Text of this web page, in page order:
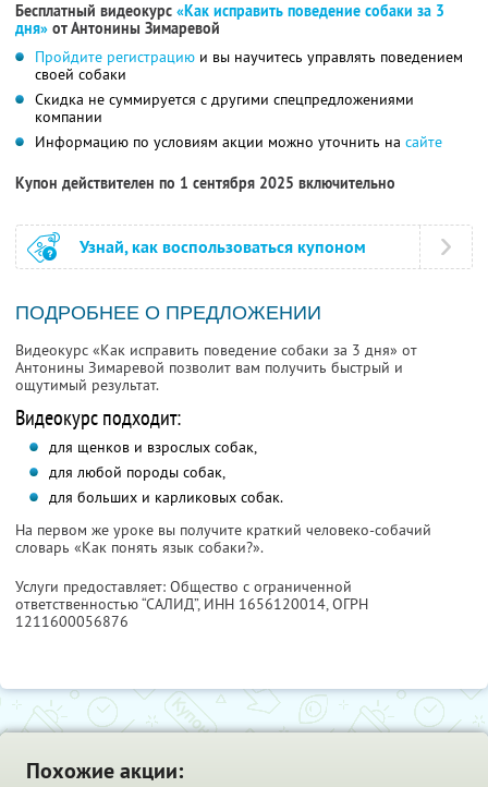
Бесплатный видеокурс «Как исправить поведение собаки за 3
дня» от Антонины Зимаревой
Пройдите регистрацию и вы научитесь управлять поведением
своей собаки
Скидка не суммируется с другими спецпредложениями
компании
Информацию по условиям акции можно уточнить на сайте
Купон действителен по 1 сентября 2025 включительно
Узнай, как воспользоваться купоном
ПОДРОБНЕЕ О ПРЕДЛОЖЕНИИ
Видеокурс «Как исправить поведение собаки за 3 дня» от
Антонины Зимаревой позволит вам получить быстрый и
ощутимый результат.
Видеокурс подходит:
для щенков и взрослых собак,
для любой породы собак,
для больших и карликовых собак.
На первом же уроке вы получите краткий человеко-собачий
словарь «Как понять язык собаки?».
Услуги предоставляет: Общество с ограниченной
ответственностью “САЛИД”, ИНН 1656120014, ОГРН
1211600056876
Похожие акции: